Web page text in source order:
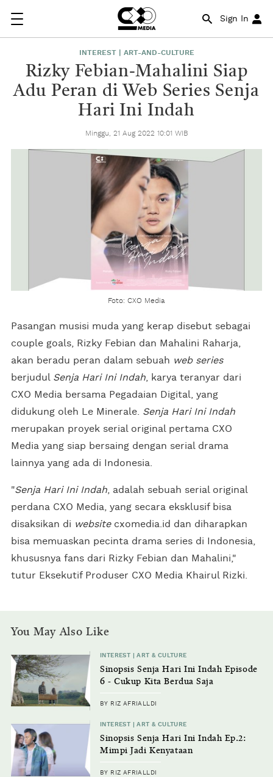
Sign In
INTEREST | ART-AND-CULTURE
Rizky Febian-Mahalini Siap
Adu Peran di Web Series Senja
Hari Ini Indah
Minggu, 21 Aug 2022 10:01 WIB
Foto: CXO Media
Pasangan musisi muda yang kerap disebut sebagai
couple goals, Rizky Febian dan Mahalini Raharja,
akan beradu peran dalam sebuah web series
berjudul Senja Hari Ini Indah , karya teranyar dari
CXO Media bersama Pegadaian Digital, yang
didukung oleh Le Minerale. Senja Hari Ini Indah
merupakan proyek serial original pertama CXO
Media yang siap bersaing dengan serial drama
lainnya yang ada di Indonesia.
"Senja Hari Ini Indah , adalah sebuah serial original
perdana CXO Media, yang secara eksklusif bisa
disaksikan di websitecxomedia.id dan diharapkan
bisa memuaskan pecinta drama series di Indonesia,
khususnya fans dari Rizky Febian dan Mahalini,"
tutur Eksekutif Produser CXO Media Khairul Rizki.
You May Also Like
INTEREST | ART & CULTURE
Sinopsis Senja Hari Ini Indah Episode
6 - Cukup Kita Berdua Saja
BY RIZ AFRIALLDI
INTEREST | ART & CULTURE
Sinopsis Senja Hari Ini Indah Ep.2:
Mimpi Jadi Kenyataan
BY RIZ AFRIALLDI